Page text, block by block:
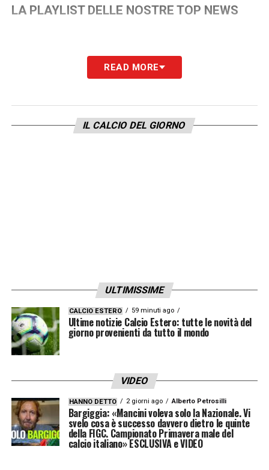
LA PLAYLIST DELLE NOSTRE TOP NEWS
READ MORE
IL CALCIO DEL GIORNO
ULTIMISSIME
CALCIO ESTERO 59 minuti ago
Ultime notizie Calcio Estero: tutte le novità del
giorno provenienti da tutto il mondo
VIDEO
HANNO DETTO 2 giorni ago Alberto Petrosilli
Bargiggia: «Mancini voleva solo la Nazionale. Vi
svelo cosa è successo davvero dietro le quinte
della FIGC. Campionato Primavera male del
calcio italiano» ESCLUSIVA e VIDEO